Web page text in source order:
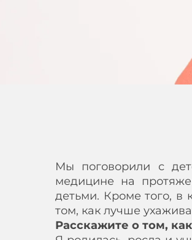
Мы поговорили с
медицине на
детьми. Кроме того, в
том, как лучше
Расскажите о том,